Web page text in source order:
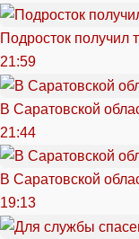
Подросток получил
21:59
В Саратовской
21:44
В Саратовской
19:13